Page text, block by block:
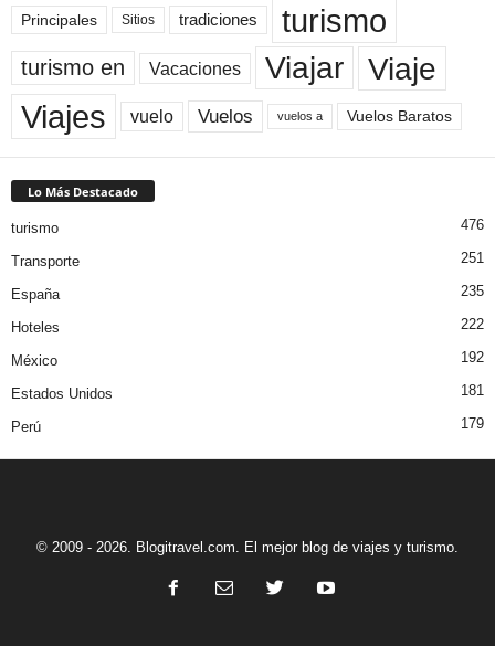
Principales Sitios tradiciones turismo
turismo en Vacaciones Viajar Viaje
Viajes vuelo Vuelos vuelos a Vuelos Baratos
Lo Más Destacado
turismo 476
Transporte 251
España 235
Hoteles 222
México 192
Estados Unidos 181
Perú 179
© 2009 - 2026. Blogitravel.com. El mejor blog de viajes y turismo.